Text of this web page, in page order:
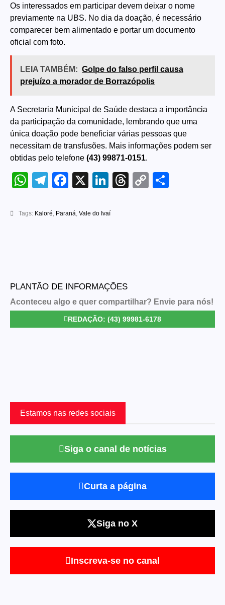
Os interessados em participar devem deixar o nome
previamente na UBS. No dia da doação, é necessário
comparecer bem alimentado e portar um documento
oficial com foto.
LEIA TAMBÉM: Golpe do falso perfil causa
prejuízo a morador de Borrazópolis
A Secretaria Municipal de Saúde destaca a importância
da participação da comunidade, lembrando que uma
única doação pode beneficiar várias pessoas que
necessitam de transfusões. Mais informações podem ser
obtidas pelo telefone (43) 99871-0151.
WhatsApp
Telegram
Facebook
X LinkedIn
Threads
Copy
Tags: Kaloré, Paraná, Vale do Ivaí
PLANTÃO DE INFORMAÇÕES
Aconteceu algo e quer compartilhar? Envie para nós!
REDAÇÃO: (43) 99981-6178
Estamos nas redes sociais
Siga o canal de notícias
Curta a página
Siga no X
Inscreva-se no canal